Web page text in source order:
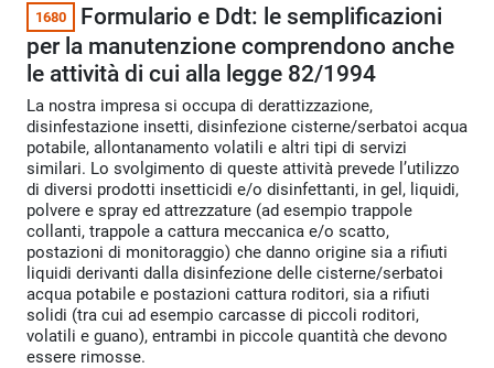
1680
Formulario e Ddt: le semplificazioni
per la manutenzione comprendono anche
le attività di cui alla legge 82/1994
La nostra impresa si occupa di derattizzazione,
disinfestazione insetti, disinfezione cisterne/serbatoi acqua
potabile, allontanamento volatili e altri tipi di servizi
similari. Lo svolgimento di queste attività prevede l’utilizzo
di diversi prodotti insetticidi e/o disinfettanti, in gel, liquidi,
polvere e spray ed attrezzature (ad esempio trappole
collanti, trappole a cattura meccanica e/o scatto,
postazioni di monitoraggio) che danno origine sia a rifiuti
liquidi derivanti dalla disinfezione delle cisterne/serbatoi
acqua potabile e postazioni cattura roditori, sia a rifiuti
solidi (tra cui ad esempio carcasse di piccoli roditori,
volatili e guano), entrambi in piccole quantità che devono
essere rimosse.